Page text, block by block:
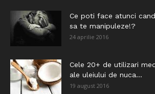
Ce poti face atunci
sa te manipuleze!?
24 aprilie 2016
Cele 20+ de utilizari
ale uleiului de nuca...
19 august 2016